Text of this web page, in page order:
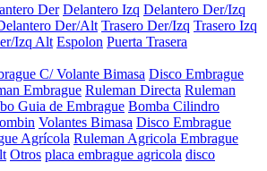
Der Delantero Izq Delantero Der/Izq
Der/Alt Trasero Der/Izq Trasero Izq
Izq Alt Espolon Puerta Trasera
C/ Volante Bimasa Disco Embrague
Embrague Ruleman Directa Ruleman
Guia de Embrague Bomba Cilindro
Volantes Bimasa Disco Embrague
Agrícola Ruleman Agricola Embrague
Otros placa embrague agricola disco